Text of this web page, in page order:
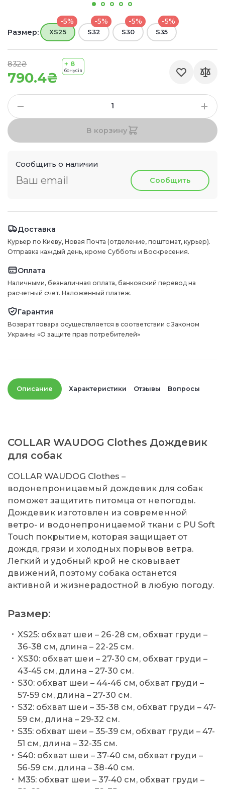
790.4₴
832₴ + 8
бонусів
Размер:
-5%
XS25
-5%
S32
-5%
S30
-5%
S35
В корзину
Сообщить о наличии
Сообщить
Доставка
Курьер по Киеву, Новая Почта (отделение, поштомат, курьер).
Отправка каждый день, кроме Субботы и Воскресения.
Оплата
Наличными, безналичная оплата, банковский перевод на
расчетный счет. Наложенный платеж.
Гарантия
Возврат товара осуществляется в соответствии с Законом
Украины «О защите прав потребителей»
Описание Характеристики Отзывы Вопросы
COLLAR WAUDOG Clothes Дождевик
для собак
COLLAR WAUDOG Clothes –
водонепроницаемый дождевик для собак
поможет защитить питомца от непогоды.
Дождевик изготовлен из современной
ветро- и водонепроницаемой ткани с PU Soft
Touch покрытием, которая защищает от
дождя, грязи и холодных порывов ветра.
Легкий и удобный крой не сковывает
движений, поэтому собака останется
активной и жизнерадостной в любую погоду.
Размер:
XS25: обхват шеи – 26-28 см, обхват груди –
36-38 см, длина – 22-25 см.
XS30: обхват шеи – 27-30 см, обхват груди –
43-45 см, длина – 27-30 см.
S30: обхват шеи – 44-46 см, обхват груди –
57-59 см, длина – 27-30 см.
S32: обхват шеи – 35-38 см, обхват груди – 47-
59 см, длина – 29-32 см.
S35: обхват шеи – 35-39 см, обхват груди – 47-
51 см, длина – 32-35 см.
S40: обхват шеи – 37-40 см, обхват груди –
56-59 см, длина – 38-40 см.
M35: обхват шеи – 37-40 см, обхват груди –